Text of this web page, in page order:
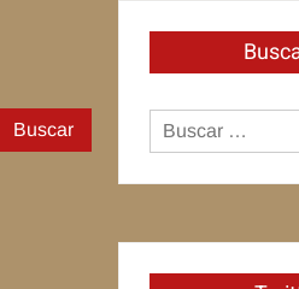
Buscar: